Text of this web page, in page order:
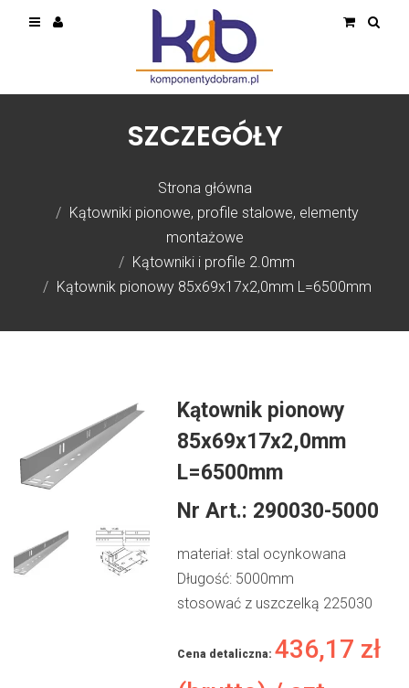
Strona główna
Kątowniki pionowe, profile stalowe, elementy
montażowe
Kątowniki i profile 2.0mm
Kątownik pionowy 85x69x17x2,0mm L=6500mm
SZCZEGÓŁY
Kątownik pionowy
85x69x17x2,0mm
L=6500mm
Nr Art.: 290030-5000
materiał: stal ocynkowana
Długość: 5000mm
stosować z uszczelką 225030
Cena detaliczna:436,17 zł